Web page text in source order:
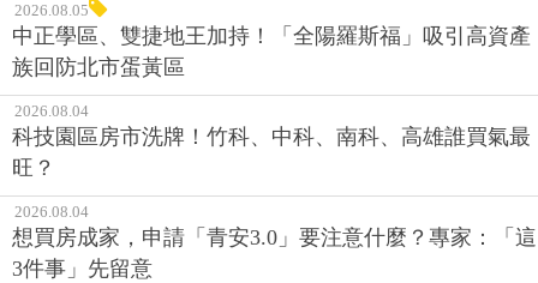
2026.08.05
中正學區、雙捷地王加持！「全陽羅斯福」吸引高資產
族回防北市蛋黃區
2026.08.04
科技園區房市洗牌！竹科、中科、南科、高雄誰買氣最
旺？
2026.08.04
想買房成家，申請「青安3.0」要注意什麼？專家：「這
3件事」先留意